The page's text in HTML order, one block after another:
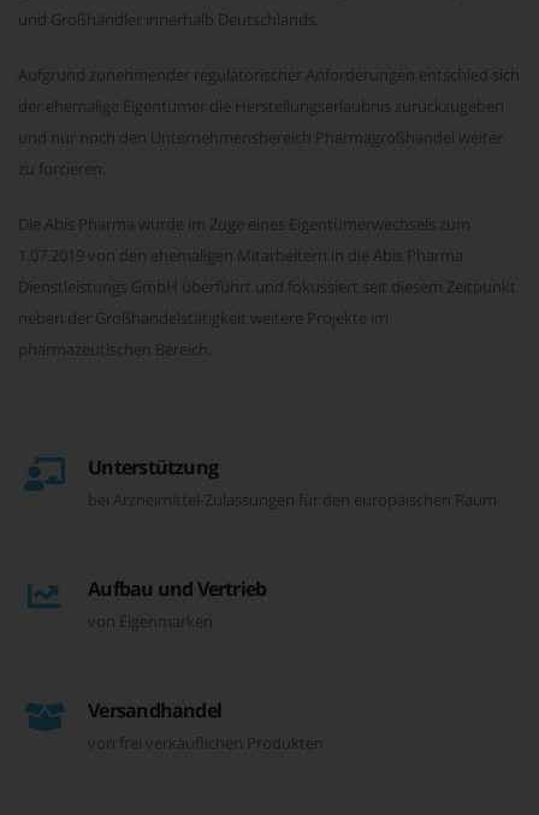
und Großhändler innerhalb Deutschlands.
Aufgrund zunehmender regulatorischer Anforderungen entschied sich
der ehemalige Eigentümer die Herstellungserlaubnis zurückzugeben
und nur noch den Unternehmensbereich Pharmagroßhandel weiter
zu forcieren.
Die Abis Pharma wurde im Zuge eines Eigentümerwechsels zum
1.07.2019 von den ehemaligen Mitarbeitern in die Abis Pharma
Dienstleistungs GmbH überführt und fokussiert seit diesem Zeitpunkt
neben der Großhandelstätigkeit weitere Projekte im
pharmazeutischen Bereich.
Unterstützung
bei Arzneimittel-Zulassungen für den europäischen Raum
Aufbau und Vertrieb
von Eigenmarken
Versandhandel
von frei verkäuflichen Produkten